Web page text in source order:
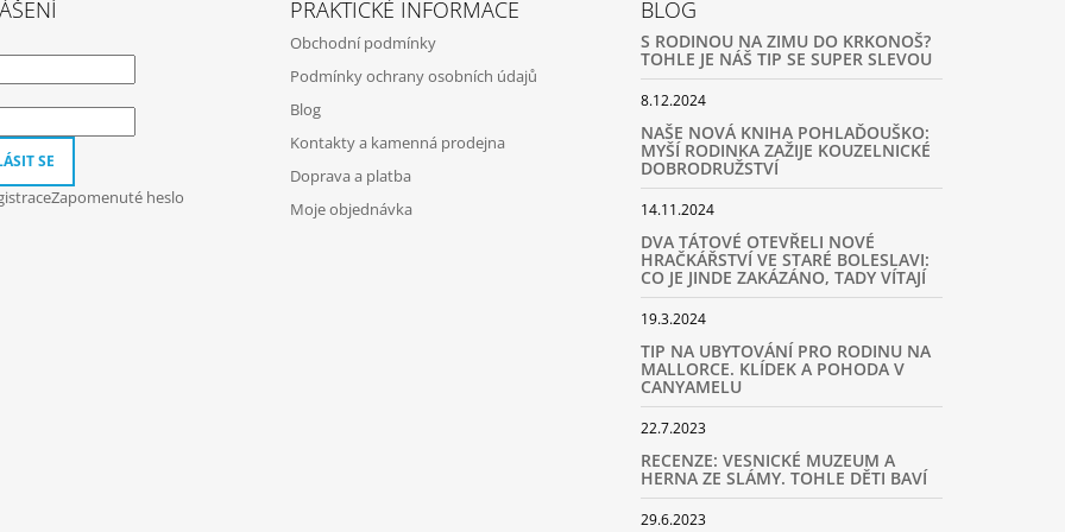
SE
Zapomenuté heslo
PRAKTICKÉ INFORMACE
Obchodní podmínky
Podmínky ochrany osobních údajů
Blog
Kontakty a kamenná prodejna
Doprava a platba
Moje objednávka
BLOG
S RODINOU NA ZIMU DO KRKONOŠ?
TOHLE JE NÁŠ TIP SE SUPER SLEVOU
8.12.2024
NAŠE NOVÁ KNIHA POHLAĎOUŠKO:
MYŠÍ RODINKA ZAŽIJE KOUZELNICKÉ
DOBRODRUŽSTVÍ
14.11.2024
DVA TÁTOVÉ OTEVŘELI NOVÉ
HRAČKÁŘSTVÍ VE STARÉ BOLESLAVI:
CO JE JINDE ZAKÁZÁNO, TADY VÍTAJÍ
19.3.2024
TIP NA UBYTOVÁNÍ PRO RODINU NA
MALLORCE. KLÍDEK A POHODA V
CANYAMELU
22.7.2023
RECENZE: VESNICKÉ MUZEUM A
HERNA ZE SLÁMY. TOHLE DĚTI BAVÍ
29.6.2023